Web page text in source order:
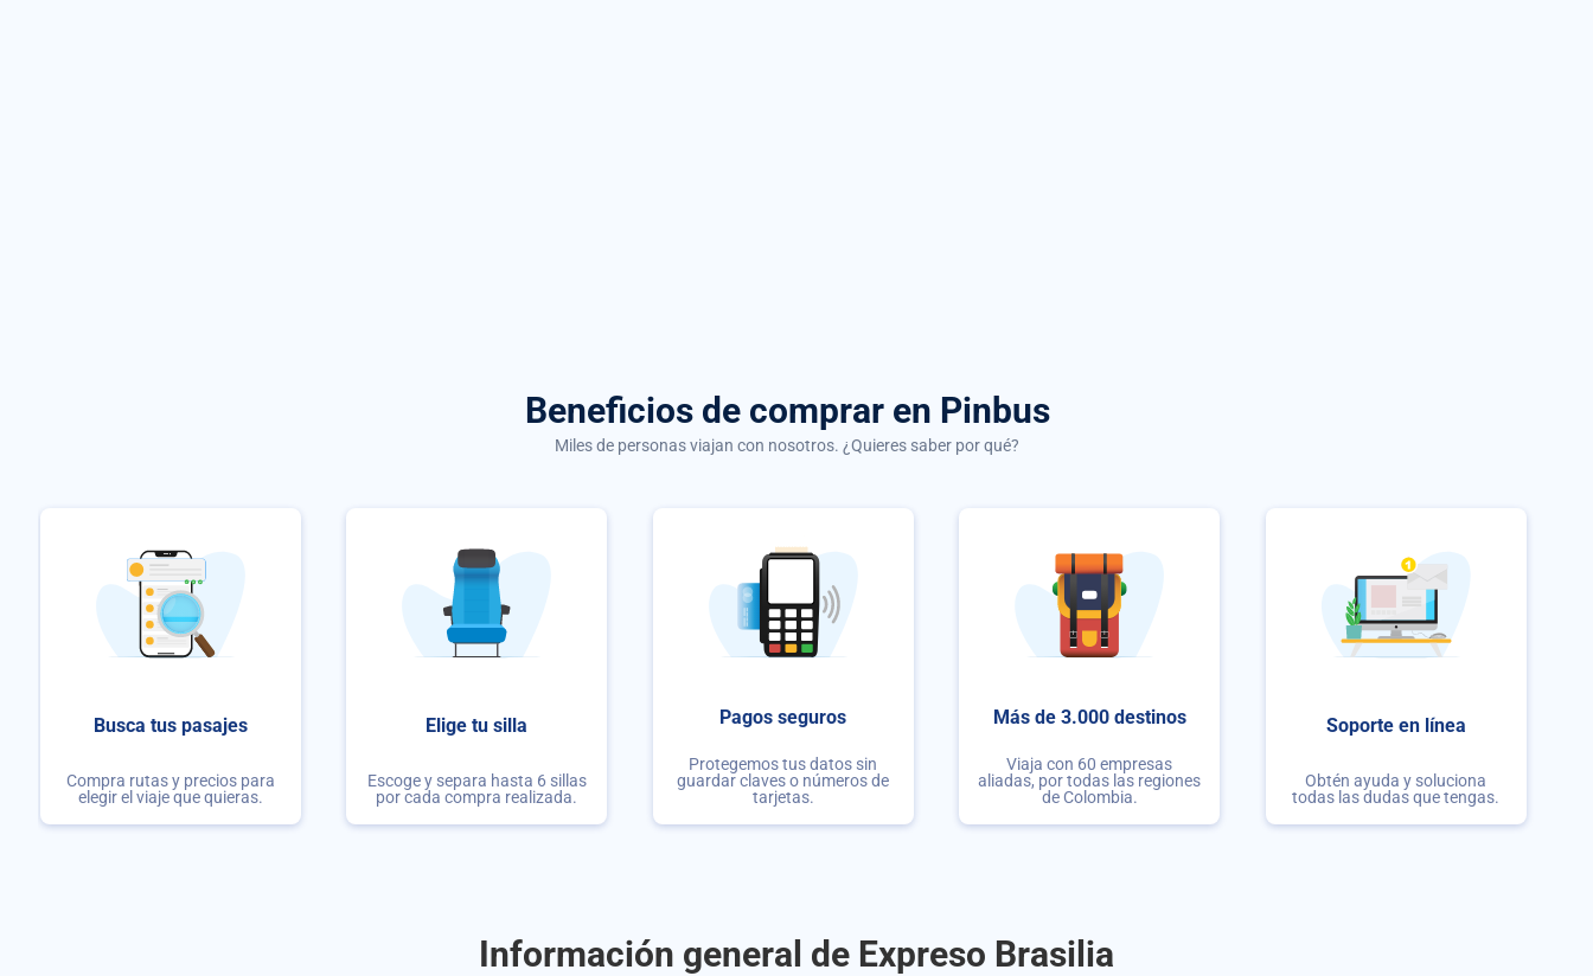
Beneficios de comprar en Pinbus
Miles de personas viajan con nosotros. ¿Quieres saber por qué?
Busca tus pasajes
Compra rutas y precios para
elegir el viaje que quieras.
Elige tu silla
Escoge y separa hasta 6 sillas
por cada compra realizada.
Pagos seguros
Protegemos tus datos sin
guardar claves o números de
tarjetas.
Más de 3.000 destinos
Viaja con 60 empresas
aliadas, por todas las regiones
de Colombia.
Soporte en línea
Obtén ayuda y soluciona
todas las dudas que tengas.
Información general de Expreso Brasilia